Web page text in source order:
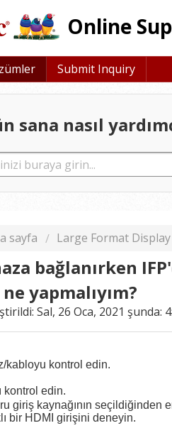
Online
Submit Inquiry
sana nasıl
sayfa Large Format Display
bağlanırken
yapmalıyım?
Sal, 26 Oca, 2021 şunda:
kabloyu kontrol edin.
kontrol edin.
giriş kaynağının seçildiğinden
bir HDMI girişini deneyin.